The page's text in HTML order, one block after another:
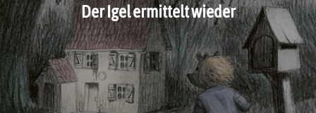
Der Igel ermittelt wieder